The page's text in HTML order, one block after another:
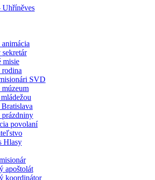
Uhříněves
misie
SVD
povolaní
Hlasy
apoštolát
koordinátor